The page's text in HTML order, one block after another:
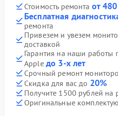
Стоимость ремонта от
Бесплатная
ремонта
Привезем и увезем
доставкой
Гарантия на наши работы
Apple до 3-х лет
Срочный ремонт
Скидка для вас до 20%
Получите 1500 рублей на
Оригинальные